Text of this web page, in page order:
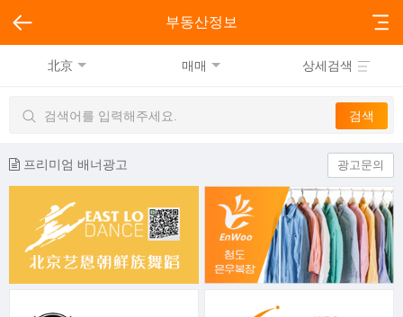
부동산정보
北京 매매 상세검색
프리미엄 배너광고 광고문의